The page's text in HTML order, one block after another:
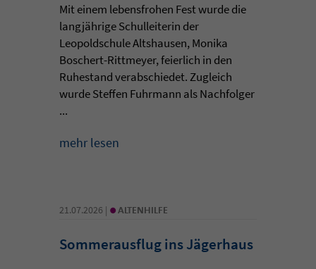
Mit einem lebensfrohen Fest wurde die
langjährige Schulleiterin der
Leopoldschule Altshausen, Monika
Boschert-Rittmeyer, feierlich in den
Ruhestand verabschiedet. Zugleich
wurde Steffen Fuhrmann als Nachfolger
...
mehr lesen
21.07.2026 | • ALTENHILFE
Sommerausflug ins Jägerhaus